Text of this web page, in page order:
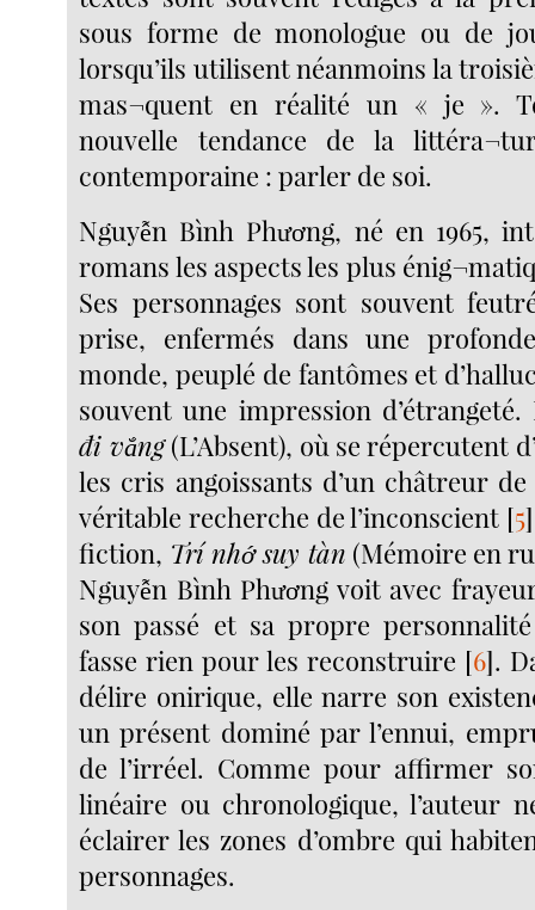
sous forme de monologue ou de
lorsqu’ils utilisent néanmoins la
mas¬quent en réalité un « je ».
nouvelle tendance de la
contemporaine : parler de soi.
Nguyễn Bình Phương, né en 1965,
romans les aspects les plus
Ses personnages sont souvent
prise, enfermés dans une
monde, peuplé de fantômes et
souvent une impression
đi vắng(L’Absent), où se répercutent
les cris angoissants d’un châtreur
véritable recherche de l’inconscient [5]
fiction, Trí nhớ suy tàn (Mémoire en
Nguyễn Bình Phương voit avec
son passé et sa propre
fasse rien pour les reconstruire [6].
délire onirique, elle narre son
un présent dominé par l’ennui,
de l’irréel. Comme pour affirmer
linéaire ou chronologique, l’auteur
éclairer les zones d’ombre qui
personnages.